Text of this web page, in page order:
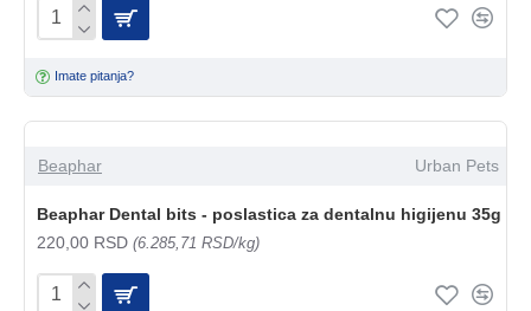
Imate pitanja?
Beaphar Urban Pets
Beaphar Dental bits - poslastica za dentalnu higijenu 35g
220,00 RSD (6.285,71 RSD/kg)